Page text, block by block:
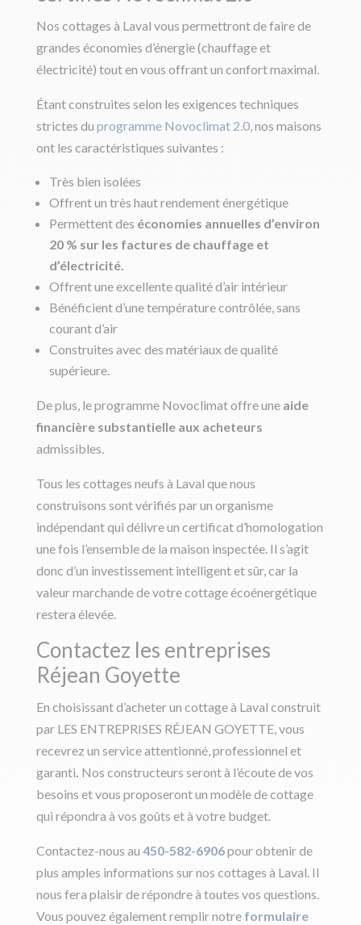
Nos cottages à Laval vous permettront de faire de
grandes économies d’énergie (chauffage et
électricité) tout en vous offrant un confort maximal.
Étant construites selon les exigences techniques
strictes du programme Novoclimat 2.0, nos maisons
ont les caractéristiques suivantes :
Très bien isolées
Offrent un très haut rendement énergétique
Permettent des économies annuelles d’environ
20 % sur les factures de chauffage et
d’électricité.
Offrent une excellente qualité d’air intérieur
Bénéficient d’une température contrôlée, sans
courant d’air
Construites avec des matériaux de qualité
supérieure.
De plus, le programme Novoclimat offre une aide
financière substantielle aux acheteurs
admissibles.
Tous les cottages neufs à Laval que nous
construisons sont vérifiés par un organisme
indépendant qui délivre un certificat d’homologation
une fois l’ensemble de la maison inspectée. Il s’agit
donc d’un investissement intelligent et sûr, car la
valeur marchande de votre cottage écoénergétique
restera élevée.
Contactez les entreprises
Réjean Goyette
En choisissant d’acheter un cottage à Laval construit
par LES ENTREPRISES RÉJEAN GOYETTE, vous
recevrez un service attentionné, professionnel et
garanti. Nos constructeurs seront à l’écoute de vos
besoins et vous proposeront un modèle de cottage
qui répondra à vos goûts et à votre budget.
Contactez-nous au 450-582-6906pour obtenir de
plus amples informations sur nos cottages à Laval. Il
nous fera plaisir de répondre à toutes vos questions.
Vous pouvez également remplir notre formulaire